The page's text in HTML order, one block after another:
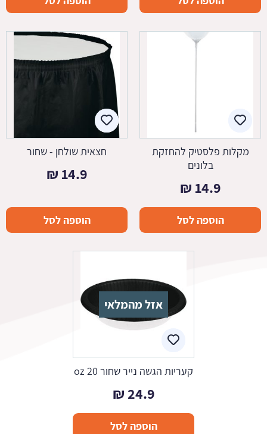
מקלות פלסטיק להחזקת
בלונים
14.9
₪
הוספה לסל
חצאית שולחן - שחור
14.9
₪
הוספה לסל
אזל מהמלאי
קעריות הגשה נייר שחור 20 oz
24.9
₪
הוספה לסל